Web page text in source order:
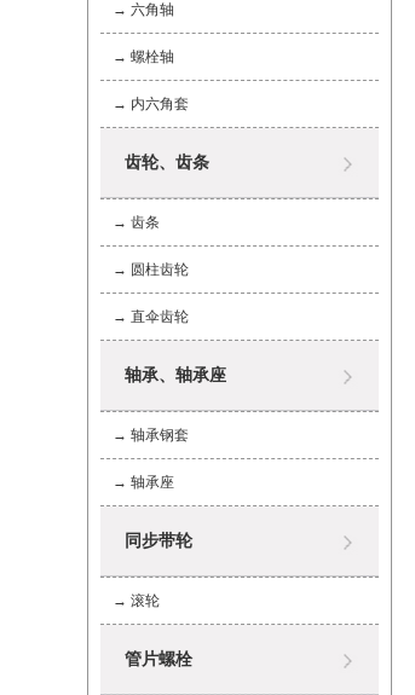
→ 六角轴
→ 螺栓轴
→ 内六角套
齿轮、齿条
→ 齿条
→ 圆柱齿轮
→ 直伞齿轮
轴承、轴承座
→ 轴承钢套
→ 轴承座
同步带轮
→ 滚轮
管片螺栓